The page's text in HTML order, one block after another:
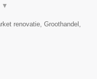
▼
renovatie, Groothandel,